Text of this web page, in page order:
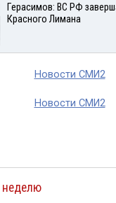
Герасимов: ВС РФ
Красного Лимана
Новости СМИ2
Новости СМИ2
неделю